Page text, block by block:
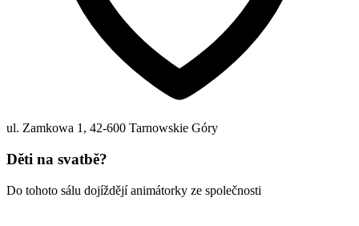
ul. Zamkowa 1 , 42-600 Tarnowskie Góry
Děti na svatbě?
Do tohoto sálu dojíždějí animátorky ze společnosti